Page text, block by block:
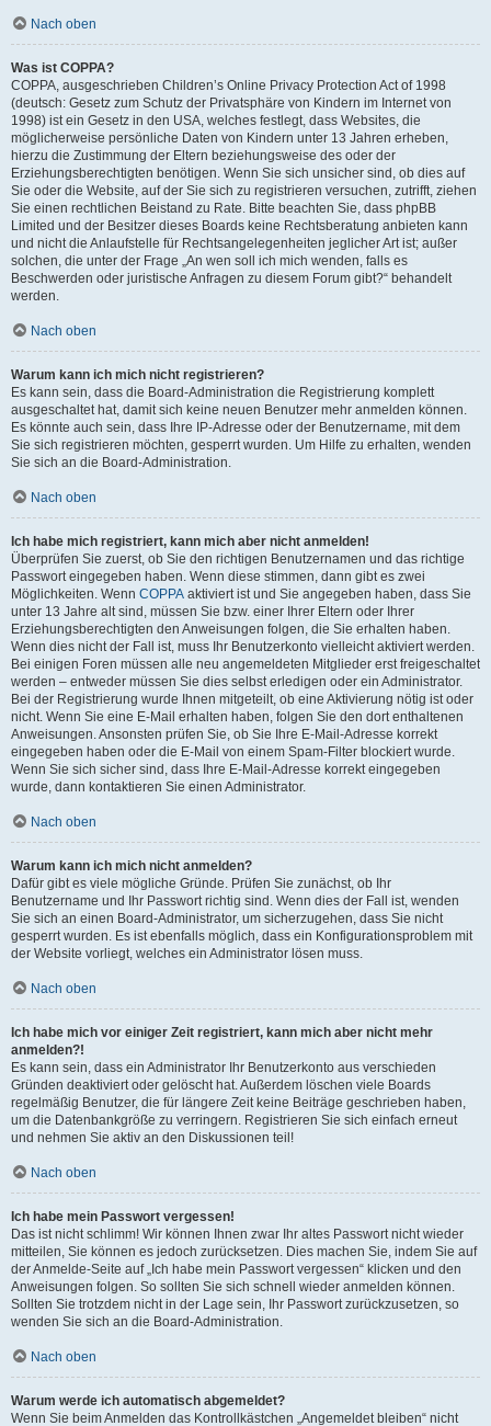
Nach oben
Was ist COPPA?
COPPA, ausgeschrieben Children’s Online Privacy Protection Act of 1998
(deutsch: Gesetz zum Schutz der Privatsphäre von Kindern im Internet von
1998) ist ein Gesetz in den USA, welches festlegt, dass Websites, die
möglicherweise persönliche Daten von Kindern unter 13 Jahren erheben,
hierzu die Zustimmung der Eltern beziehungsweise des oder der
Erziehungsberechtigten benötigen. Wenn Sie sich unsicher sind, ob dies auf
Sie oder die Website, auf der Sie sich zu registrieren versuchen, zutrifft, ziehen
Sie einen rechtlichen Beistand zu Rate. Bitte beachten Sie, dass phpBB
Limited und der Besitzer dieses Boards keine Rechtsberatung anbieten kann
und nicht die Anlaufstelle für Rechtsangelegenheiten jeglicher Art ist; außer
solchen, die unter der Frage „An wen soll ich mich wenden, falls es
Beschwerden oder juristische Anfragen zu diesem Forum gibt?“ behandelt
werden.
Nach oben
Warum kann ich mich nicht registrieren?
Es kann sein, dass die Board-Administration die Registrierung komplett
ausgeschaltet hat, damit sich keine neuen Benutzer mehr anmelden können.
Es könnte auch sein, dass Ihre IP-Adresse oder der Benutzername, mit dem
Sie sich registrieren möchten, gesperrt wurden. Um Hilfe zu erhalten, wenden
Sie sich an die Board-Administration.
Nach oben
Ich habe mich registriert, kann mich aber nicht anmelden!
Überprüfen Sie zuerst, ob Sie den richtigen Benutzernamen und das richtige
Passwort eingegeben haben. Wenn diese stimmen, dann gibt es zwei
Möglichkeiten. Wenn COPPA aktiviert ist und Sie angegeben haben, dass Sie
unter 13 Jahre alt sind, müssen Sie bzw. einer Ihrer Eltern oder Ihrer
Erziehungsberechtigten den Anweisungen folgen, die Sie erhalten haben.
Wenn dies nicht der Fall ist, muss Ihr Benutzerkonto vielleicht aktiviert werden.
Bei einigen Foren müssen alle neu angemeldeten Mitglieder erst freigeschaltet
werden – entweder müssen Sie dies selbst erledigen oder ein Administrator.
Bei der Registrierung wurde Ihnen mitgeteilt, ob eine Aktivierung nötig ist oder
nicht. Wenn Sie eine E-Mail erhalten haben, folgen Sie den dort enthaltenen
Anweisungen. Ansonsten prüfen Sie, ob Sie Ihre E-Mail-Adresse korrekt
eingegeben haben oder die E-Mail von einem Spam-Filter blockiert wurde.
Wenn Sie sich sicher sind, dass Ihre E-Mail-Adresse korrekt eingegeben
wurde, dann kontaktieren Sie einen Administrator.
Nach oben
Warum kann ich mich nicht anmelden?
Dafür gibt es viele mögliche Gründe. Prüfen Sie zunächst, ob Ihr
Benutzername und Ihr Passwort richtig sind. Wenn dies der Fall ist, wenden
Sie sich an einen Board-Administrator, um sicherzugehen, dass Sie nicht
gesperrt wurden. Es ist ebenfalls möglich, dass ein Konfigurationsproblem mit
der Website vorliegt, welches ein Administrator lösen muss.
Nach oben
Ich habe mich vor einiger Zeit registriert, kann mich aber nicht mehr
anmelden?!
Es kann sein, dass ein Administrator Ihr Benutzerkonto aus verschieden
Gründen deaktiviert oder gelöscht hat. Außerdem löschen viele Boards
regelmäßig Benutzer, die für längere Zeit keine Beiträge geschrieben haben,
um die Datenbankgröße zu verringern. Registrieren Sie sich einfach erneut
und nehmen Sie aktiv an den Diskussionen teil!
Nach oben
Ich habe mein Passwort vergessen!
Das ist nicht schlimm! Wir können Ihnen zwar Ihr altes Passwort nicht wieder
mitteilen, Sie können es jedoch zurücksetzen. Dies machen Sie, indem Sie auf
der Anmelde-Seite auf „Ich habe mein Passwort vergessen“ klicken und den
Anweisungen folgen. So sollten Sie sich schnell wieder anmelden können.
Sollten Sie trotzdem nicht in der Lage sein, Ihr Passwort zurückzusetzen, so
wenden Sie sich an die Board-Administration.
Nach oben
Warum werde ich automatisch abgemeldet?
Wenn Sie beim Anmelden das Kontrollkästchen „Angemeldet bleiben“ nicht